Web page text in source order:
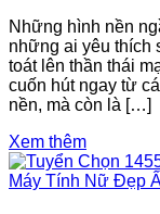
Những hình nền
những ai yêu thích
toát lên thần thái
cuốn hút ngay từ
nền, mà còn là […]
Xem thêm